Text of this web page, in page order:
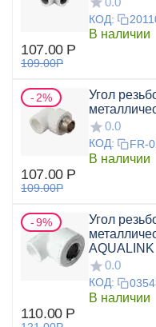
КОД:
В наличии
107.00 Р
109.00Р
2%
Угол
0.0
КОД: FR-
В наличии
107.00 Р
109.00Р
9%
Угол
AQUALINK
0.0
КОД:
В наличии
110.00 Р